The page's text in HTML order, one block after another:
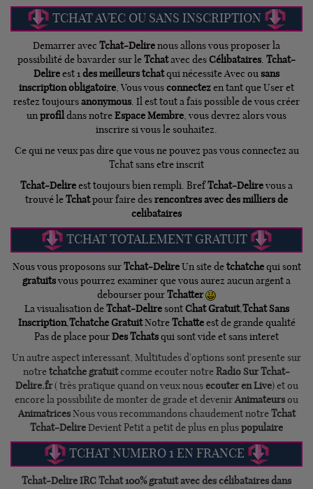
TCHAT AVEC OU SANS INSCRIPTION
Demarrer avec Tchat-Delirenous allons vous proposer la
possibilité de bavarder sur leTchatavec desCélibataires. Tchat-
Delireest 1des meilleurs tchatqui nécessite Avec ousans
inscription obligatoire, Vous vousconnectezen tant que User et
restez toujoursanonymous. Il est tout a fais possible de vous créer
unprofildans notreEspace Membre, vous devrez alors vous
inscrire si vous le souhaitez.
Ce qui ne veux pas dire que vous ne pouvez pas vous connectez au
Tchat sans etre inscrit
Tchat-Delireest toujours bien rempli. BrefTchat-Delirevous a
trouvé leTchatpour faire desrencontres avec des milliers de
celibataires
TCHAT TOTALEMENT GRATUIT
Nous vous proposons surTchat-DelireUn site detchatchequi sont
gratuitsvous pourrez examiner que vous aurez aucun argent a
debourser pourTchatter
La visualisation deTchat-DeliresontChat Gratuit,Tchat Sans
Inscription,Tchatche GratuitNotreTchatteest de grande qualité
Pas de place pourDes Tchatsqui sont vide et sans interet
Un autre aspect interessant, Multitudes d'options sont presente sur
notretchatche gratuitcomme ecouter notreRadio Sur Tchat-
Delire.fr( très pratique quand on veux nousecouter en Live) et ou
encore la possibilite de monter de grade et devenirAnimateursou
AnimatricesNous vous recommandons chaudement notreTchat
Tchat-DelireDevient Petit a petit de plus en pluspopulaire
TCHAT NUMERO 1 EN FRANCE
Tchat-DelireIRC Tchat 100% gratuit avec des célibataires dans